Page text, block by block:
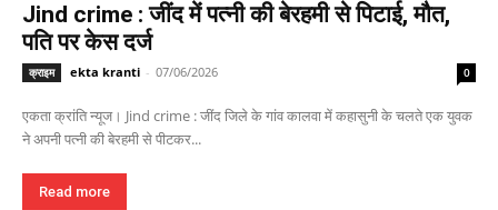
Jind crime : जींद में पत्नी की बेरहमी से पिटाई, मौत,
पति पर केस दर्ज
क्राइम ekta kranti - 07/06/2026 0
एकता क्रांति न्यूज। Jind crime : जींद जिले के गांव कालवा में कहासुनी के चलते एक युवक
ने अपनी पत्नी की बेरहमी से पीटकर...
Read more